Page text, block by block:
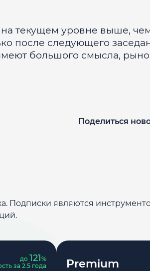
текущем уровне выше,
после следующего
большого смысла,
Поделиться
Подписки являются
до 121%
за 2.5 года
Premium